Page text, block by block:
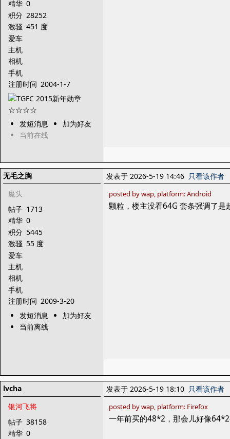
精华 0
积分 28252
激骚 451 度
爱车
主机
相机
手机
注册时间 2004-1-7
发短消息
加为好友
当前在线
无毛之胸
魔头
帖子 1713
精华 0
积分 5445
激骚 55 度
爱车
主机
相机
手机
注册时间 2009-3-20
发短消息
加为好友
当前离线
发表于 2026-5-19 14:46 只看该作者
posted by wap, platform: Android
颗粒，楼主没看64G 套条强调了
lvcha
银河飞将
帖子 38158
精华 0
发表于 2026-5-19 18:10 只看该作者
posted by wap, platform: Firefox
一年前买的48*2，那会儿好像